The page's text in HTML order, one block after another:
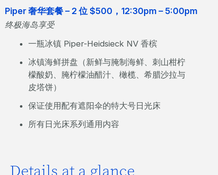
Piper 奢华套餐 – 2 位 $500，12:30pm – 5:00pm
终极海岛享受
一瓶冰镇 Piper-Heidsieck NV 香槟
冰镇海鲜拼盘（新鲜与腌制海鲜、刺山柑柠
檬酸奶、腌柠檬油醋汁、橄榄、希腊沙拉与
皮塔饼）
保证使用配有遮阳伞的特大号日光床
所有日光床系列通用内容